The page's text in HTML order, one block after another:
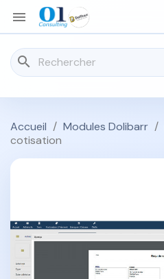

search
Accueil Modules Dolibarr
cotisation